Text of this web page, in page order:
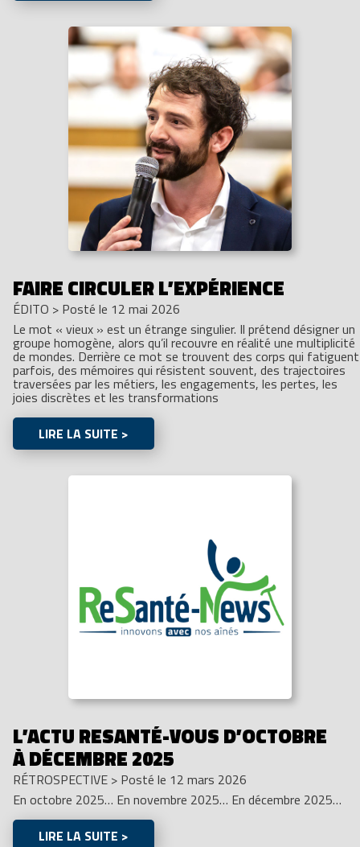
FAIRE CIRCULER L’EXPÉRIENCE
ÉDITO > Posté le 12 mai 2026
Le mot « vieux » est un étrange singulier. Il prétend désigner un
groupe homogène, alors qu’il recouvre en réalité une multiplicité
de mondes. Derrière ce mot se trouvent des corps qui fatiguent
parfois, des mémoires qui résistent souvent, des trajectoires
traversées par les métiers, les engagements, les pertes, les
joies discrètes et les transformations
LIRE LA SUITE >
L’ACTU RESANTÉ-VOUS D’OCTOBRE
À DÉCEMBRE 2025
RÉTROSPECTIVE > Posté le 12 mars 2026
En octobre 2025… En novembre 2025… En décembre 2025…
LIRE LA SUITE >